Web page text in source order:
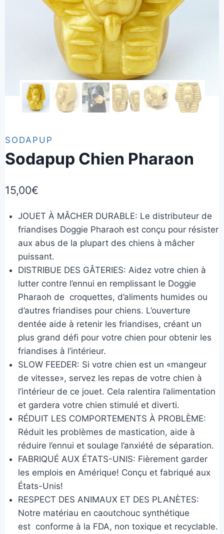
SODAPUP
Sodapup Chien Pharaon
15,00€
JOUET À MÂCHER DURABLE: Le distributeur de
friandises Doggie Pharaoh est conçu pour résister
aux abus de la plupart des chiens à mâcher
puissant.
DISTRIBUE DES GÂTERIES: Aidez votre chien à
lutter contre l’ennui en remplissant le Doggie
Pharaoh de croquettes, d’aliments humides ou
d’autres friandises pour chiens. L’ouverture
dentée aide à retenir les friandises, créant un
plus grand défi pour votre chien pour obtenir les
friandises à l’intérieur.
SLOW FEEDER: Si votre chien est un «mangeur
de vitesse», servez les repas de votre chien à
l’intérieur de ce jouet. Cela ralentira l’alimentation
et gardera votre chien stimulé et diverti.
RÉDUIT LES COMPORTEMENTS À PROBLÈME:
Réduit les problèmes de mastication, aide à
réduire l’ennui et soulage l’anxiété de séparation.
FABRIQUÉ AUX ÉTATS-UNIS: Fièrement garder
les emplois en Amérique! Conçu et fabriqué aux
États-Unis!
RESPECT DES ANIMAUX ET DES PLANÈTES:
Notre matériau en caoutchouc synthétique
estconforme à la FDA, non toxique et recyclable.